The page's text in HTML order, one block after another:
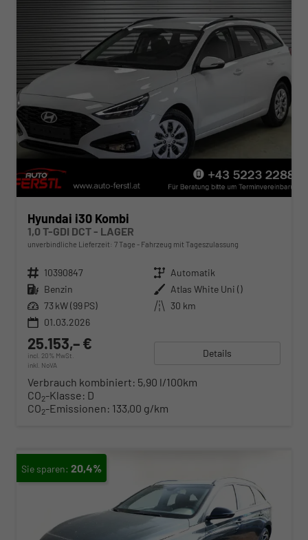
Hyundai i30 Kombi
1,0 T-GDI DCT - LAGER
unverbindliche Lieferzeit: 7 Tage Fahrzeug mit Tageszulassung
Fahrzeugnr. 10390847 Getriebe Automatik
Kraftstoff Benzin Außenfarbe Atlas White Uni ()
Leistung 73 kW (99 PS) Kilometerstand 30 km
01.03.2026
25.153,– €
incl. 20% MwSt.
inkl. NoVA
Details
Verbrauch kombiniert: 5,90 l/100km
CO2-Klasse: D
CO2-Emissionen: 133,00 g/km
20,4%